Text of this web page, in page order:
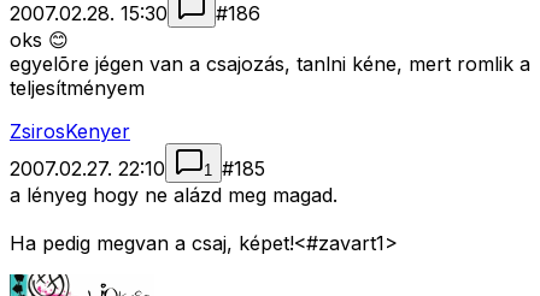
2007.02.28. 15:30 #186
oks 😊
egyelõre jégen van a csajozás, tanlni kéne, mert romlik a
teljesítményem
ZsirosKenyer
2007.02.27. 22:10
1 #185
a lényeg hogy ne alázd meg magad.
Ha pedig megvan a csaj, képet!<#zavart1>